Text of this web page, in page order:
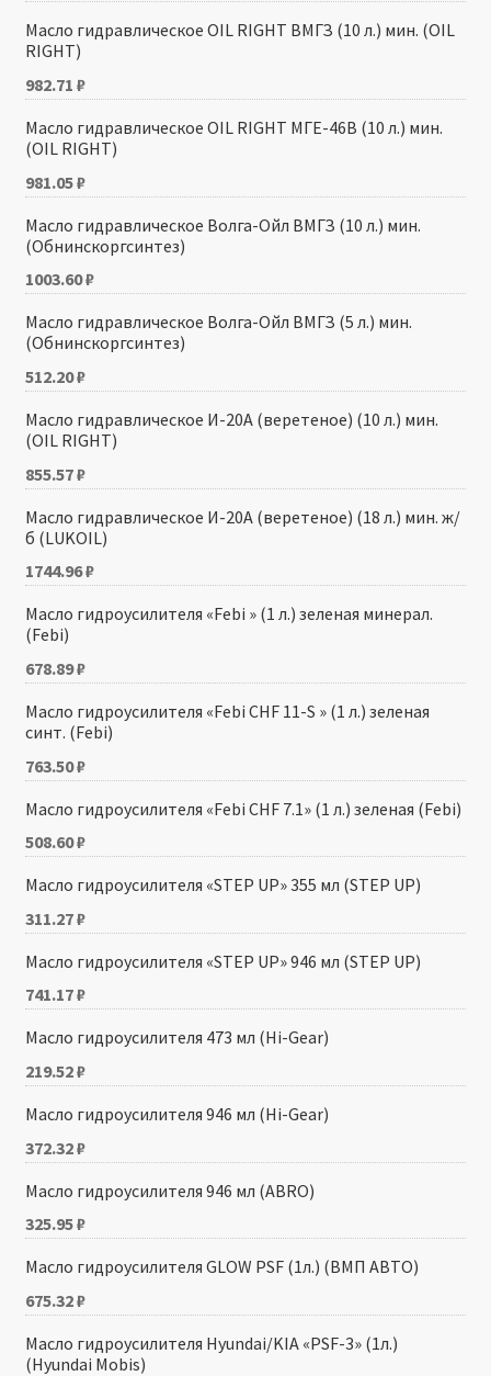
Масло гидравлическое OIL RIGHT ВМГЗ (10 л.) мин. (OIL
RIGHT)
982.71 ₽
Масло гидравлическое OIL RIGHT МГЕ-46В (10 л.) мин.
(OIL RIGHT)
981.05₽
Масло гидравлическое Волга-Ойл ВМГЗ (10 л.) мин.
(Обнинскоргсинтез)
1003.60₽
Масло гидравлическое Волга-Ойл ВМГЗ (5 л.) мин.
(Обнинскоргсинтез)
512.20₽
Масло гидравлическое И-20А (веретеное) (10 л.) мин.
(OIL RIGHT)
855.57₽
Масло гидравлическое И-20А (веретеное) (18 л.) мин. ж/
б (LUKOIL)
1744.96₽
Масло гидроусилителя «Febi » (1 л.) зеленая минерал.
(Febi)
678.89₽
Масло гидроусилителя «Febi CHF 11-S » (1 л.) зеленая
синт. (Febi)
763.50₽
Масло гидроусилителя «Febi CHF 7.1» (1 л.) зеленая (Febi)
508.60₽
Масло гидроусилителя «STEP UP» 355 мл (STEP UP)
311.27₽
Масло гидроусилителя «STEP UP» 946 мл (STEP UP)
741.17₽
Масло гидроусилителя 473 мл (Hi-Gear)
219.52₽
Масло гидроусилителя 946 мл (Hi-Gear)
372.32₽
Масло гидроусилителя 946 мл (ABRO)
325.95₽
Масло гидроусилителя GLOW PSF (1л.) (ВМП АВТО)
675.32₽
Масло гидроусилителя Hyundai/KIA «PSF-3» (1л.)
(Hyundai Mobis)